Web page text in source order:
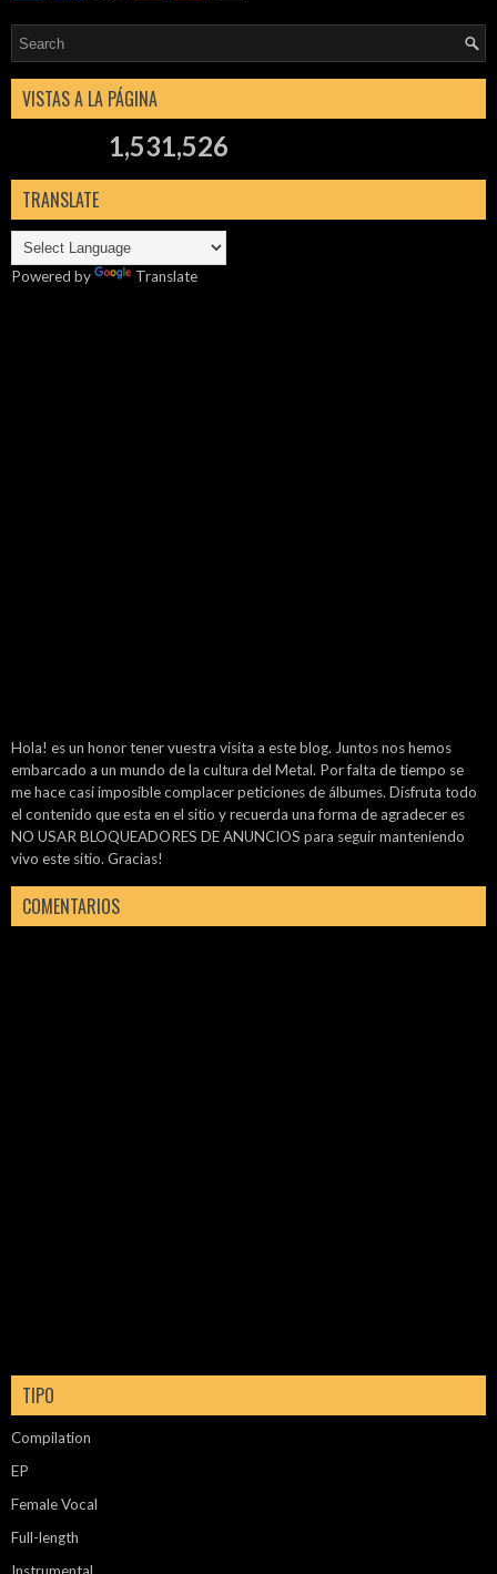
VISTAS A LA PÁGINA
1,531,526
TRANSLATE
Powered by Translate
Hola! es un honor tener vuestra visita a este blog. Juntos nos hemos
embarcado a un mundo de la cultura del Metal. Por falta de tiempo se
me hace casi imposible complacer peticiones de álbumes. Disfruta todo
el contenido que esta en el sitio y recuerda una forma de agradecer es
NO USAR BLOQUEADORES DE ANUNCIOS para seguir manteniendo
vivo este sitio. Gracias!
COMENTARIOS
TIPO
Compilation
EP
Female Vocal
Full-length
Instrumental